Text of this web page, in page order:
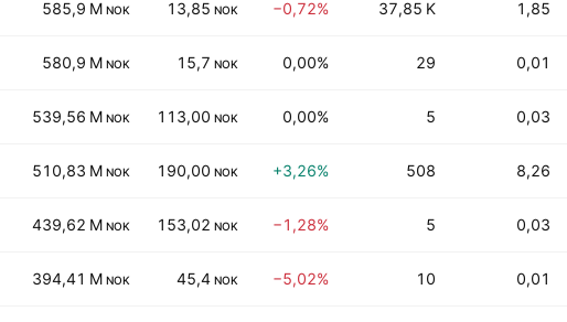
585,9 M NOK 13,85 NOK −0,72% 37,85 K 1,85
580,9 M NOK 15,7 NOK 0,00% 29 0,01
539,56 M NOK 113,00 NOK 0,00% 5 0,03
510,83 M NOK 190,00 NOK +3,26% 508 8,26
439,62 M NOK 153,02 NOK −1,28% 5 0,03
394,41 M NOK 45,4 NOK −5,02% 10 0,01